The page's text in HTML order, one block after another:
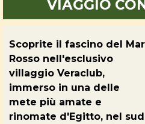
VIAGGIO
Scoprite il fascino del Mar
Rosso nell'esclusivo
villaggio Veraclub,
immerso in una delle
mete più amate e
rinomate d'Egitto, nel sud